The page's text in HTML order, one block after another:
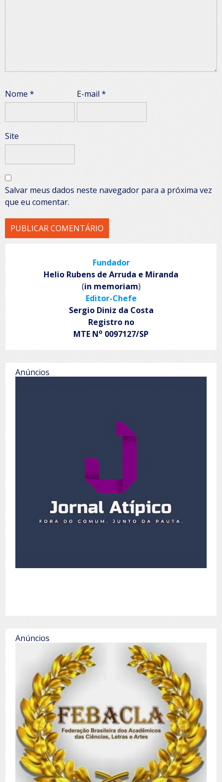
Nome * E-mail*
Site
Salvar meus dados neste navegador para a próxima vez
que eu comentar.
Fundador
Helio Rubens de Arruda e Miranda
(in memoriam)
Editor-Chefe
Sergio Diniz da Costa
Registro no
MTE No 0097127/SP
Anúncios
Anúncios